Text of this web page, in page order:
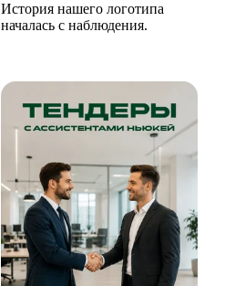
История нашего логотипа
началась с наблюдения.